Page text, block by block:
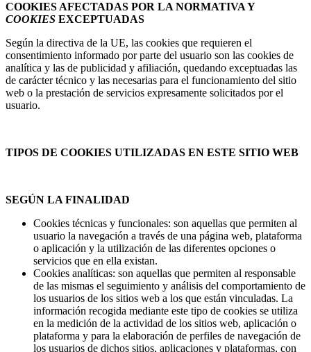
COOKIES AFECTADAS POR LA NORMATIVA Y
COOKIES EXCEPTUADAS
Según la directiva de la UE, las cookies que requieren el
consentimiento informado por parte del usuario son las cookies de
analítica y las de publicidad y afiliación, quedando exceptuadas las
de carácter técnico y las necesarias para el funcionamiento del sitio
web o la prestación de servicios expresamente solicitados por el
usuario.
TIPOS DE COOKIES UTILIZADAS EN ESTE SITIO WEB
SEGÚN LA FINALIDAD
Cookies técnicas y funcionales: son aquellas que permiten al
usuario la navegación a través de una página web, plataforma
o aplicación y la utilización de las diferentes opciones o
servicios que en ella existan.
Cookies analíticas: son aquellas que permiten al responsable
de las mismas el seguimiento y análisis del comportamiento de
los usuarios de los sitios web a los que están vinculadas. La
información recogida mediante este tipo de cookies se utiliza
en la medición de la actividad de los sitios web, aplicación o
plataforma y para la elaboración de perfiles de navegación de
los usuarios de dichos sitios, aplicaciones y plataformas, con